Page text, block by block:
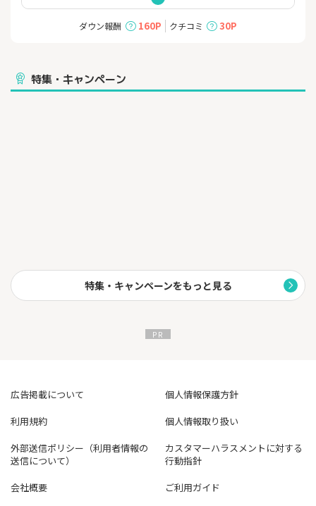
確定拠出年金とは、毎月決まった額を積み立てて、
その資金を自分で運用しながら老後の備えをする公的制度です。
国民年金、厚生年金と組み合わせることで、
確定拠出年金制度で運用した際の運用益が非課税になるだけでな
く、
ダウン報酬 160P クチコミ 30P
特集・キャンペーン
特集・キャンペーンをもっと見る
広告掲載について
個人情報保護方針
利用規約
個人情報取り扱い
外部送信ポリシー（利用者情報の
送信について）
カスタマーハラスメントに対する
行動指針
会社概要
ご利用ガイド